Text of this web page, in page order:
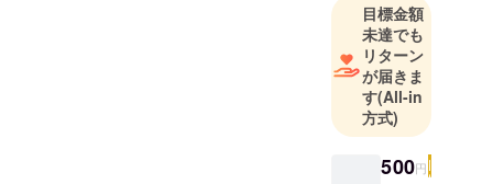
目標金額
未達でも
リターン
が届きま
す(All-in
方式)
500円